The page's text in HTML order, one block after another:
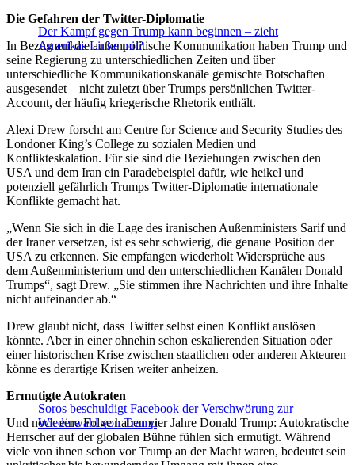
Der Kampf gegen Trump kann beginnen – zieht
Amerikas Linke mit?
Die Gefahren der Twitter-Diplomatie
In Bezug auf die außenpolitische Kommunikation haben Trump und
seine Regierung zu unterschiedlichen Zeiten und über
unterschiedliche Kommunikationskanäle gemischte Botschaften
ausgesendet – nicht zuletzt über Trumps persönlichen Twitter-
Account, der häufig kriegerische Rhetorik enthält.
Alexi Drew forscht am Centre for Science and Security Studies des
Londoner King’s College zu sozialen Medien und
Konflikteskalation. Für sie sind die Beziehungen zwischen den
USA und dem Iran ein Paradebeispiel dafür, wie heikel und
potenziell gefährlich Trumps Twitter-Diplomatie internationale
Konflikte gemacht hat.
„Wenn Sie sich in die Lage des iranischen Außenministers Sarif und
der Iraner versetzen, ist es sehr schwierig, die genaue Position der
USA zu erkennen. Sie empfangen wiederholt Widersprüche aus
dem Außenministerium und den unterschiedlichen Kanälen Donald
Trumps“, sagt Drew. „Sie stimmen ihre Nachrichten und ihre Inhalte
nicht aufeinander ab.“
Drew glaubt nicht, dass Twitter selbst einen Konflikt auslösen
könnte. Aber in einer ohnehin schon eskalierenden Situation oder
einer historischen Krise zwischen staatlichen oder anderen Akteuren
könne es derartige Krisen weiter anheizen.
Soros beschuldigt Facebook der Verschwörung zur
Wiederwahl von Trump
Ermutigte Autokraten
Und noch eine Folge haben vier Jahre Donald Trump: Autokratische
Herrscher auf der globalen Bühne fühlen sich ermutigt. Während
viele von ihnen schon vor Trump an der Macht waren, bedeutet sein